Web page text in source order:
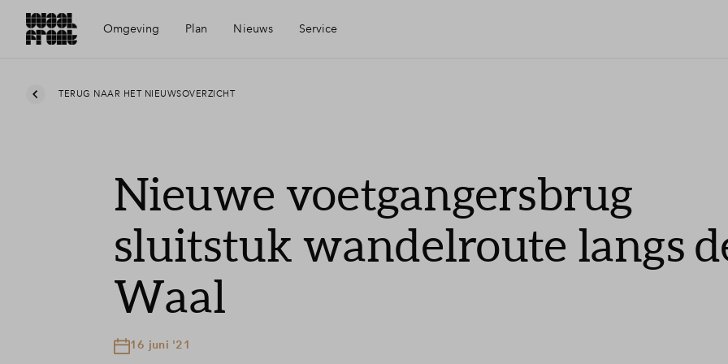
Omgeving
Ligging
Voorzieningen
Geschiedenis
De Nieuwe Honig
Plan
Visie
Planning
Nieuws Service
Financiering
Toewijzing
TERUG NAAR HET NIEUWSOVERZICHT
Nieuwe voetgangersbrug
sluitstuk wandelroute langs
Waal
16 juni '21